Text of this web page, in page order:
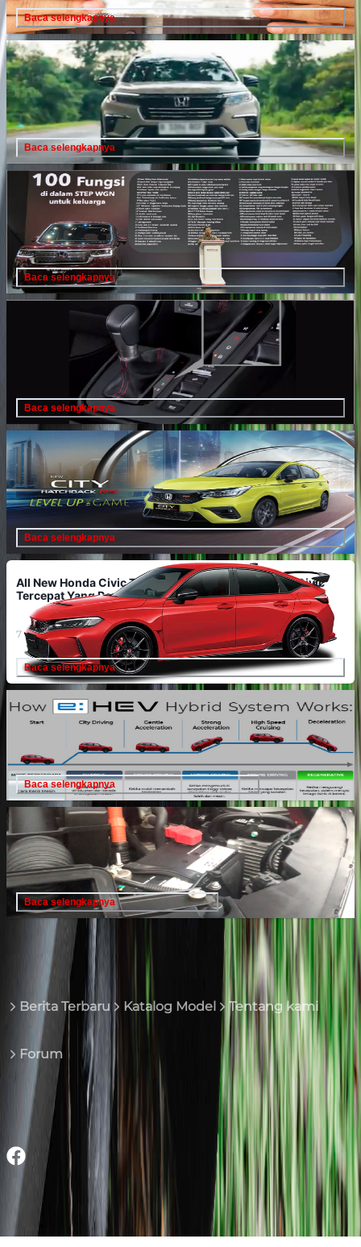
Baca selengkapnya
Irit Banget! Segini Konsumsi BBM Honda BR-V N7X Edition
saat Mudik Jakarta-Padang
16 Mei 2024
Baca selengkapnya
Honda Hadirkan STEP WGN e:HEV, Upper MPV Hybrid
Serbaguna dengan 100 Fungsi untuk Keluarga Modern
PART 2
30 Juli 2025
Baca selengkapnya
Yuk Kenalan Dengan Transmisi ‘B’ Pada Honda CR-V RS
Baca selengkapnya
New Honda City Hatchback RS Hadir untuk Generasi Muda
Tampil Standout dan Selalu Terkoneksi
21 Januari 2025
Baca selengkapnya
All New Honda Civic Type R Meluncur di Indonesia, Civic
Tercepat Yang Pernah Dibuat
7 September 2023
Baca selengkapnya
Cara kerja mesin Hybrid E: HEV Mobil Honda
Baca selengkapnya
Penyebab Utama Aki Mobil Jadi Soak
23 Januari 2025
Baca selengkapnya
Beranda
Berita Terbaru
Forum
Models
Katalog Model
Honda
Tentang kami
Follow kami di media sosial
Mobil Honda